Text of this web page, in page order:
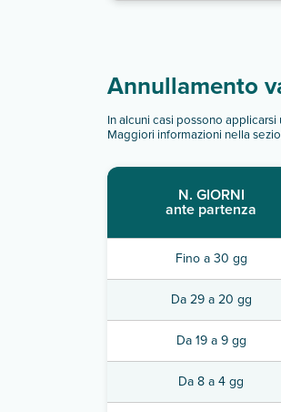
Annullamento
In alcuni casi possono
Maggiori informazioni nella
N. GIORNI
ante partenza
Fino a 30 gg
Da 29 a 20 gg
Da 19 a 9 gg
Da 8 a 4 gg